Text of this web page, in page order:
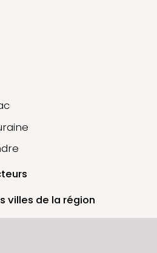
villes de la région